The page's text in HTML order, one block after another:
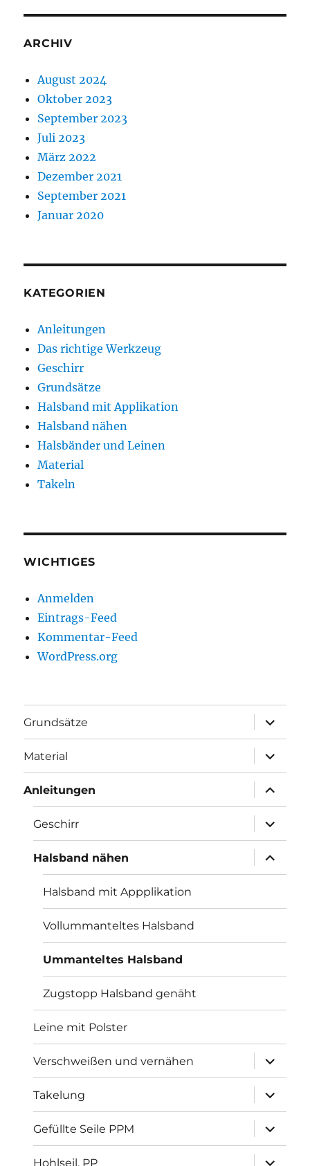
ARCHIV
August 2024
Oktober 2023
September 2023
Juli 2023
März 2022
Dezember 2021
September 2021
Januar 2020
KATEGORIEN
Anleitungen
Das richtige Werkzeug
Geschirr
Grundsätze
Halsband mit Applikation
Halsband nähen
Halsbänder und Leinen
Material
Takeln
WICHTIGES
Anmelden
Eintrags-Feed
Kommentar-Feed
WordPress.org
Grundsätze
öffnen
Material
öffnen
Anleitungen
öffnen
Geschirr
öffnen
Halsband nähen
öffnen
Halsband mit Appplikation
Vollummanteltes Halsband
Ummanteltes Halsband
Zugstopp Halsband genäht
Leine mit Polster
Verschweißen und vernähen
öffnen
Takelung
öffnen
Gefüllte Seile PPM
öffnen
Hohlseil, PP